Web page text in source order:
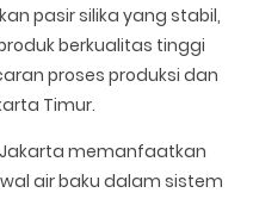
pasir silika yang stabil,
berkualitas tinggi
proses produksi dan
Timur.
Jakarta memanfaatkan
air baku dalam sistem